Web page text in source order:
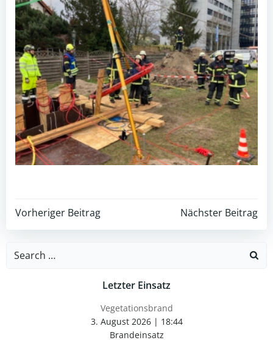
Post
navigation
Vorheriger Beitrag
Post
navigation
Nächster Beitrag
Search
Letzter Einsatz
Vegetationsbrand
3. August 2026| 18:44
Brandeinsatz